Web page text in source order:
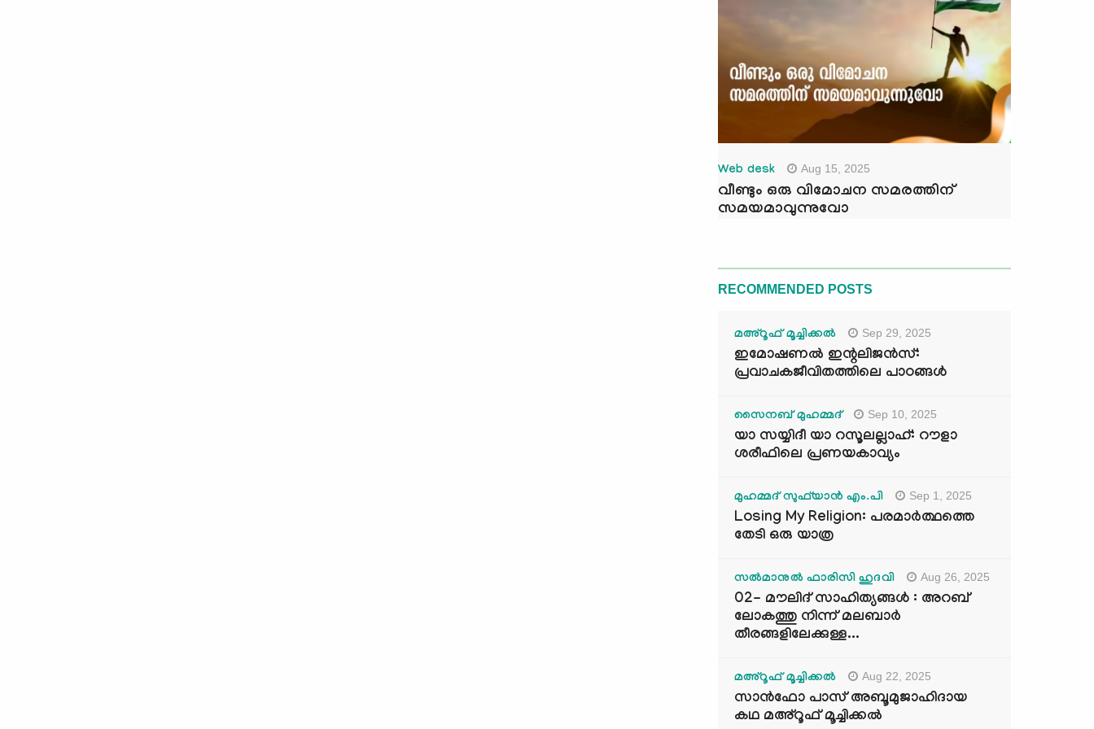
Web desk Aug 15, 2025
വീണ്ടും ഒരു വിമോചന സമരത്തിന്
സമയമാവുന്നുവോ
RECOMMENDED POSTS
മഅ്റൂഫ് മൂച്ചിക്കല്‍ Sep 29, 2025
ഇമോഷണൽ ഇന്റലിജൻസ്:
പ്രവാചകജീവിതത്തിലെ പാഠങ്ങൾ
സൈനബ് മുഹമ്മദ് Sep 10, 2025
യാ സയ്യിദീ യാ റസൂലല്ലാഹ്: റൗളാ
ശരീഫിലെ പ്രണയകാവ്യം
മുഹമ്മദ് സുഫ്‌യാൻ എം.പി Sep 1, 2025
Losing My Religion: പരമാർത്ഥത്തെ
തേടി ഒരു യാത്ര
സൽമാനുൽ ഫാരിസി ഹുദവി Aug 26, 2025
02- മൗലിദ് സാഹിത്യങ്ങൾ : അറബ്
ലോകത്തു നിന്ന് മലബാർ
തീരങ്ങളിലേക്കുള്ള...
മഅ്റൂഫ് മൂച്ചിക്കല്‍ Aug 22, 2025
സാൻഫോ പാസ് അബൂമുജാഹിദായ
കഥ മഅ്റൂഫ് മൂച്ചിക്കല്‍